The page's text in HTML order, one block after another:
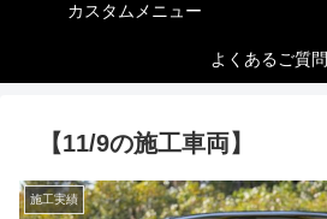
カスタムメニュー
よくあるご質問
【11/9の施工車両】
施工実績